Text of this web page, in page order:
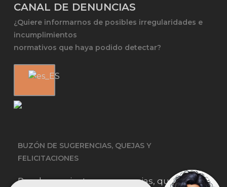
CANAL DE DENUNCIAS
¿Quiere informarnos de posibles irregularidades e
incumplimientos
normativos que haya podido detectar?
BUZÓN DE SUGERENCIAS, QUEJAS Y
FELICITACIONES
Puedes enviar tus sugerencias, quejas o